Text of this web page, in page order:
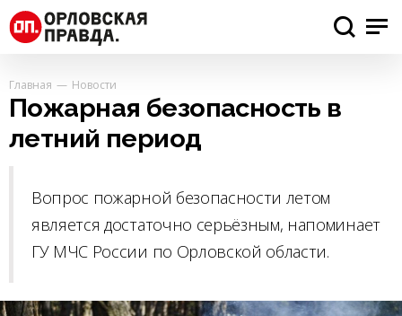
Главная Новости
Пожарная безопасность в
летний период
Вопрос пожарной безопасности летом
является достаточно серьёзным, напоминает
ГУ МЧС России по Орловской области.